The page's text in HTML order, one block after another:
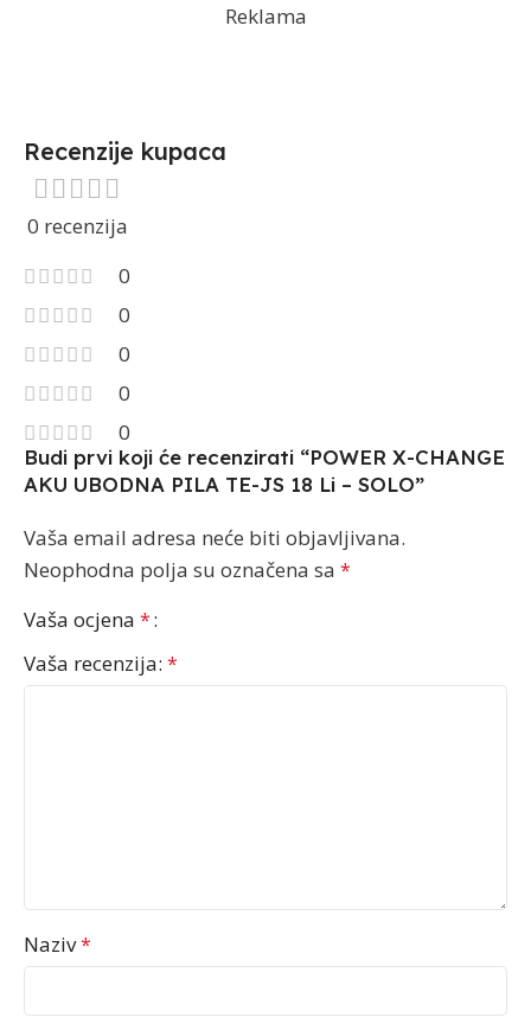
Reklama
Recenzije kupaca
0 recenzija
0
0
0
0
0
Budi prvi koji će recenzirati “POWER X-CHANGE
AKU UBODNA PILA TE-JS 18 Li – SOLO”
Vaša email adresa neće biti objavljivana.
Neophodna polja su označena sa *
Vaša ocjena *
Vaša recenzija: *
Naziv*